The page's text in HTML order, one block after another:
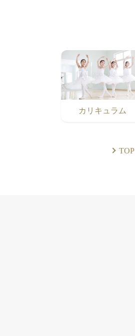
カリキュラム
TOP